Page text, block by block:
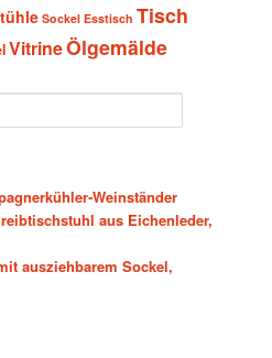
Sockel Esstisch Tisch
VitrineÖlgemälde
Weinständer
aus Eichenleder,
ausziehbarem Sockel,